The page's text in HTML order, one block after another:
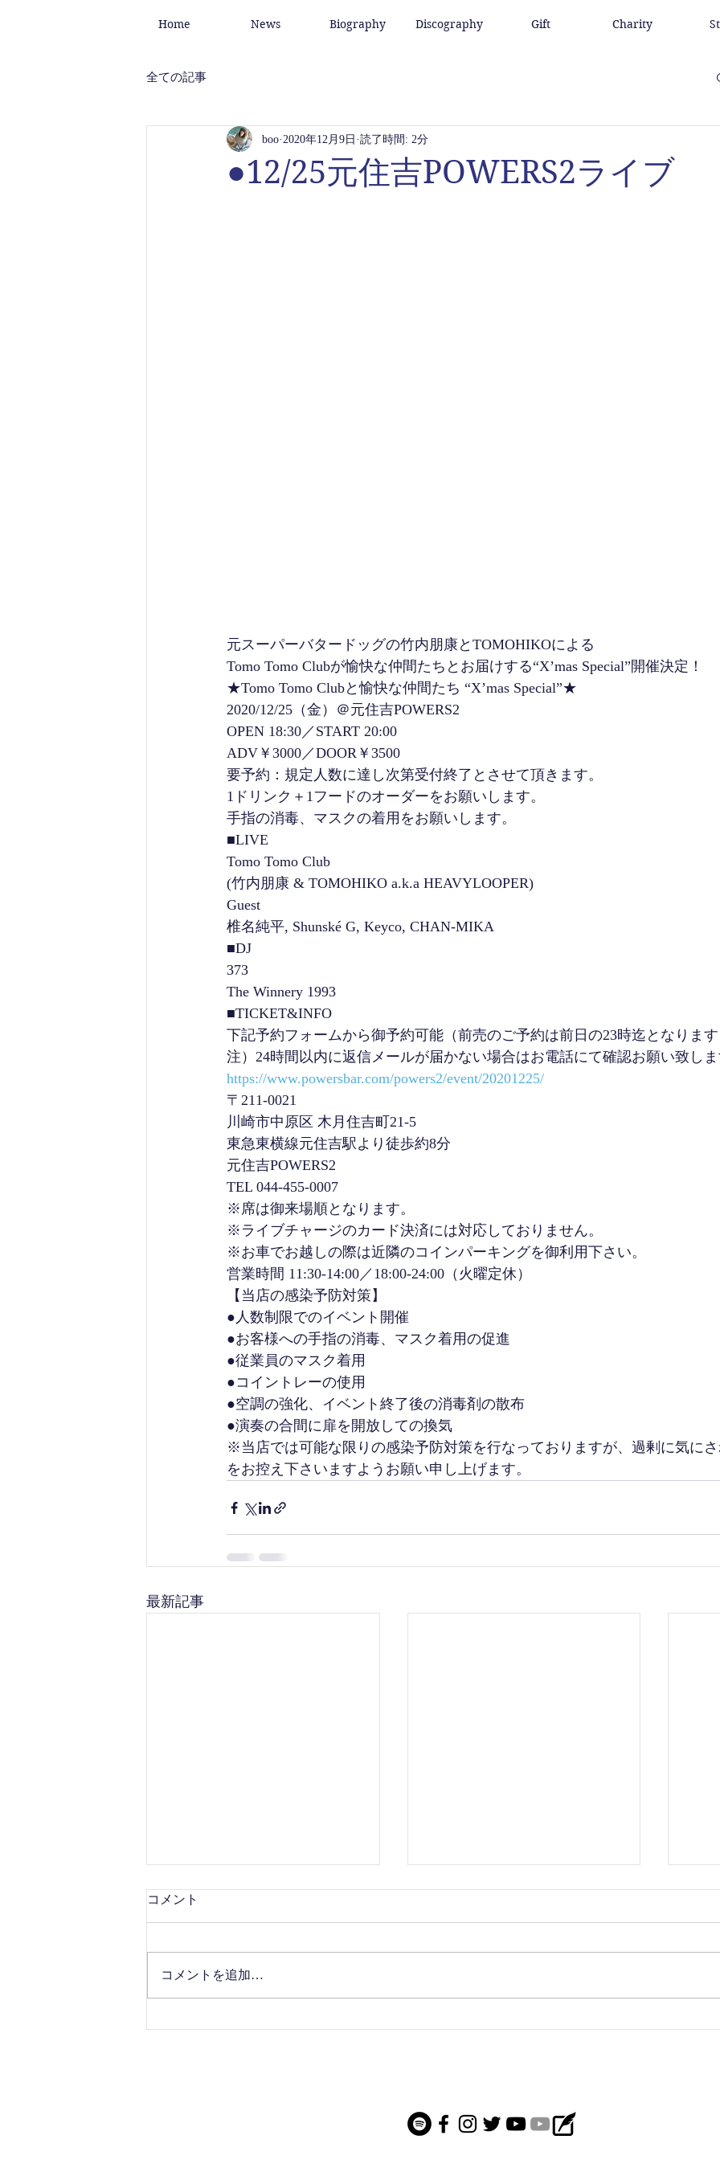
Home News Biography Discography Gift Charity
全ての記事
●12/25元住吉POWERS2ライブ
boo 2020年12月9日 読了時間: 2分
元スーパーバタードッグの竹内朋康とTOMOHIKOによる
Tomo Tomo Clubが愉快な仲間たちとお届けする“X’mas Special”開催決定！
★Tomo Tomo Clubと愉快な仲間たち “X’mas Special”★
2020/12/25（金）＠元住吉POWERS2
OPEN 18:30／START 20:00
ADV￥3000／DOOR￥3500
要予約：規定人数に達し次第受付終了とさせて頂きます。
1ドリンク＋1フードのオーダーをお願いします。
手指の消毒、マスクの着用をお願いします。
■LIVE
Tomo Tomo Club
(竹内朋康 & TOMOHIKO a.k.a HEAVYLOOPER)
Guest
椎名純平, Shunské G, Keyco, CHAN-MIKA
■DJ
373
The Winnery 1993
■TICKET&INFO
下記予約フォームから御予約可能（前売のご予約は前日の23時迄となりま
注）24時間以内に返信メールが届かない場合はお電話にて確認お願い致し
https://www.powersbar.com/powers2/event/20201225/
〒211-0021
川崎市中原区 木月住吉町21-5
東急東横線元住吉駅より徒歩約8分
元住吉POWERS2
TEL 044-455-0007
※席は御来場順となります。
※ライブチャージのカード決済には対応しておりません。
※お車でお越しの際は近隣のコインパーキングを御利用下さい。
営業時間 11:30-14:00／18:00-24:00（火曜定休）
【当店の感染予防対策】
●人数制限でのイベント開催
●お客様への手指の消毒、マスク着用の促進
●従業員のマスク着用
●コイントレーの使用
●空調の強化、イベント終了後の消毒剤の散布
●演奏の合間に扉を開放しての換気
※当店では可能な限りの感染予防対策を行なっておりますが、過剰に気に
をお控え下さいますようお願い申し上げます。
最新記事
●7/5能登半島ライブ
コメント
コメントを追加…